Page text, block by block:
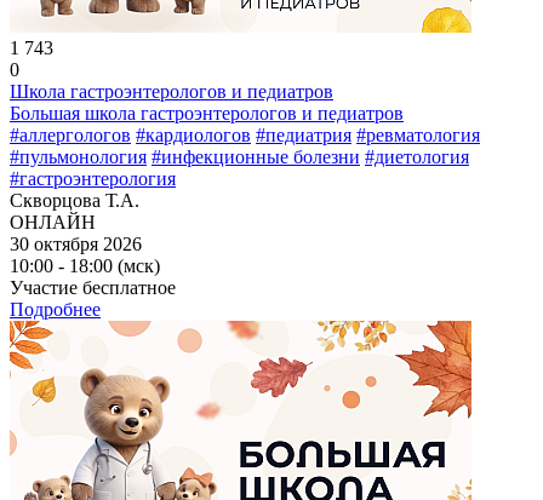
1 743
0
Школа гастроэнтерологов и педиатров
Большая школа гастроэнтерологов и педиатров
#аллергологов #кардиологов #педиатрия #ревматология
#пульмонология #инфекционные болезни #диетология
#гастроэнтерология
Скворцова Т.А.
ОНЛАЙН
30 октября 2026
10:00 - 18:00 (мск)
Участие бесплатное
Подробнее